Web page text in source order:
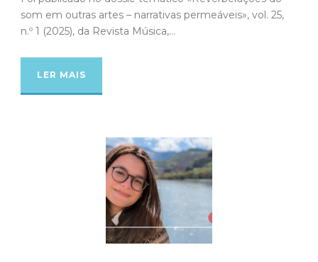
som em outras artes – narrativas permeáveis», vol. 25,
n.º 1 (2025), da Revista Música,...
LER MAIS